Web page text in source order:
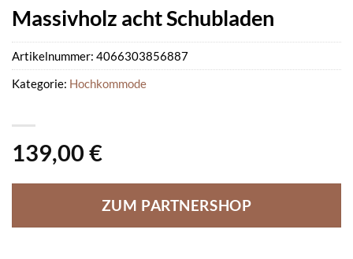
Massivholz acht Schubladen
139,00 €
ZUM PARTNERSHOP
Artikelnummer: 4066303856887
Kategorie: Hochkommode